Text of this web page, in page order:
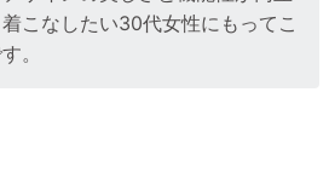
こなしたい30代女性にもってこ
。